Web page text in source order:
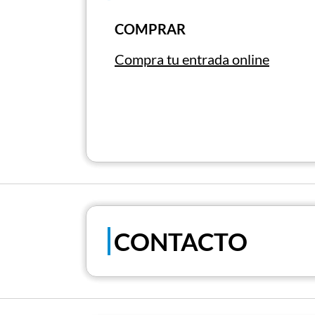
castillos ayudó a crear la idea de un
COMPRAR
Compra tu entrada online
CONTACTO